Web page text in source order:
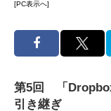
[PC表示へ]
第5回 「
引き継ぎ